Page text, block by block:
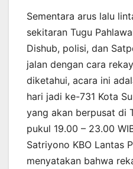
Sementara arus lalu
sekitaran Tugu
Dishub, polisi, dan
jalan dengan cara
diketahui, acara ini
hari jadi ke-731 Kota
yang akan berpusat di
pukul 19.00 – 23.00
Satriyono KBO Lantas
menyatakan bahwa